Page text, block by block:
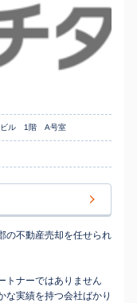
ビル 1階 A号室
の不動産売却を任せられ
トナーではありません
な実績を持つ会社ばかり